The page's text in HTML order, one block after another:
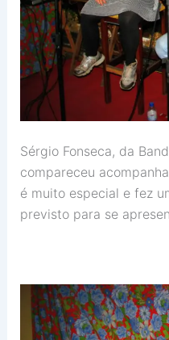
Sérgio Fonseca, da
compareceu
é muito especial e fez
previsto para se